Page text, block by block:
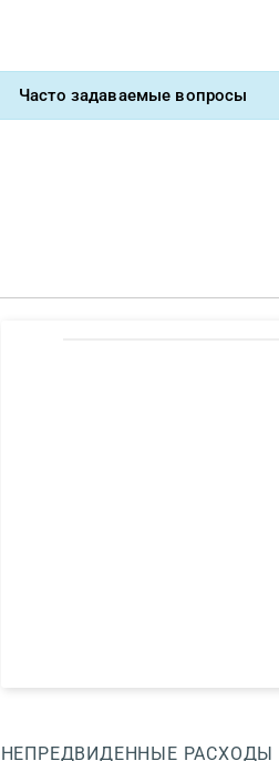
Часто задаваемые вопросы
НЕПРЕДВИДЕННЫЕ РАСХОДЫ